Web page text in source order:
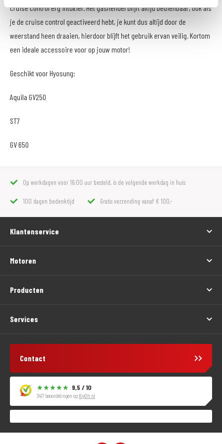
cruise control erg intuïtief. Het gashendel blijft altijd bedienbaar, ook als
je de cruise control geactiveerd hebt, je kunt dus altijd door de
weerstand heen draaien, hierdoor blijft het gebruik ervan veilig. Kortom
een ideale accessoire voor op jouw motor!
Geschikt voor Hyosung:
Aquila GV250
ST7
GV 650
Op werkdagen voor 16:00 uur besteld, is de volgende werkdag in huis
100 dagen bedenktijd Gratis verzending vanaf € 100,-
Klantenservice
Motoren
Producten
Services
Contact
9,5 / 10
3417 beoordelingen op KiyOh.nl